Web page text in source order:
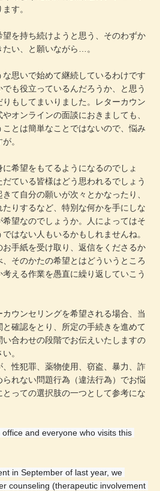
す。
を持ち続けようと思う、そのわずか
い、と願いながら…。
思いで始めて継続しているわけです
も役立っているんだろうか、と思う
もしてまいりました。レターカウン
オンラインの面談におきましても、
とは簡単なことではないので、悩み
。
希望をもてるようになるのでしょ
ている皆様はどう思われるでしょう
て自分の願いが次々とかなったり、
りするなど、特別な何かを手にしな
望なのでしょうか。人によってはそ
はない人もいるかもしれませんね。
手紙を受け取り、返信をくださるか
そのかたの希望とはどういうところ
える作業を愚直に繰り返していこう
ウンセリングを希望される場合、当
確認をとり、所定の手続きを進めて
い合わせの段階でお伝えいたしますの
。
性犯罪、薬物使用、窃盗、暴力、詐
れない問題行為（違法行為）でお悩
っての選択肢の一つとして参考にな
and everyone who visits this
in September of last year, we
counseling (therapeutic involvement